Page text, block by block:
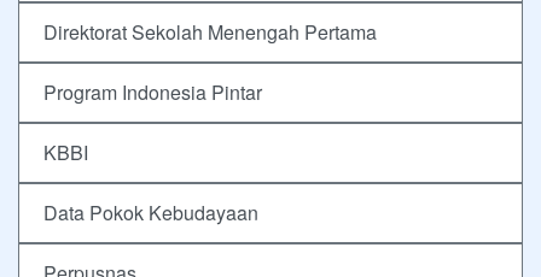
Direktorat Sekolah Menengah Pertama
Program Indonesia Pintar
KBBI
Data Pokok Kebudayaan